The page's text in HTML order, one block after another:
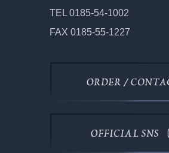
TEL 0185-54-1002
FAX 0185-55-1227